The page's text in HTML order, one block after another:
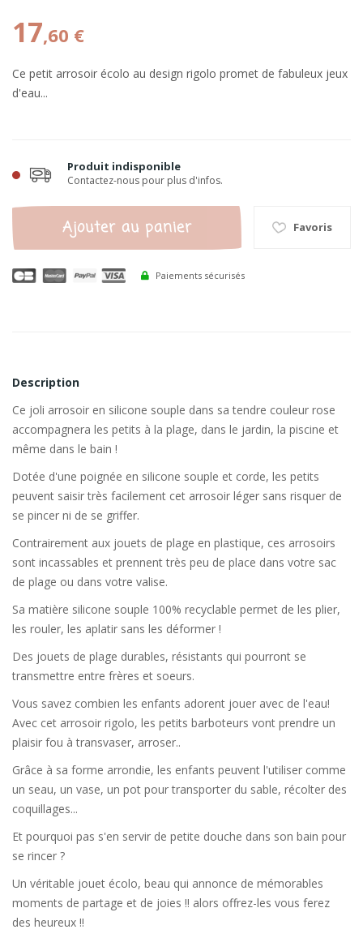
17,60 €
Ce petit arrosoir écolo au design rigolo promet de fabuleux jeux
d'eau...
Produit indisponible
Contactez-nous pour plus d'infos.
Ajouter au panier Favoris
Paiements sécurisés
Description
Ce joli arrosoir en silicone souple dans sa tendre couleur rose
accompagnera les petits à la plage, dans le jardin, la piscine et
même dans le bain !
Dotée d'une poignée en silicone souple et corde, les petits
peuvent saisir très facilement cet arrosoir léger sans risquer de
se pincer ni de se griffer.
Contrairement aux jouets de plage en plastique, ces arrosoirs
sont incassables et prennent très peu de place dans votre sac
de plage ou dans votre valise.
Sa matière silicone souple 100% recyclable permet de les plier,
les rouler, les aplatir sans les déformer !
Des jouets de plage durables, résistants qui pourront se
transmettre entre frères et soeurs.
Vous savez combien les enfants adorent jouer avec de l'eau!
Avec cet arrosoir rigolo, les petits barboteurs vont prendre un
plaisir fou à transvaser, arroser..
Grâce à sa forme arrondie, les enfants peuvent l'utiliser comme
un seau, un vase, un pot pour transporter du sable, récolter des
coquillages...
Et pourquoi pas s'en servir de petite douche dans son bain pour
se rincer ?
Un véritable jouet écolo, beau qui annonce de mémorables
moments de partage et de joies !! alors offrez-les vous ferez
des heureux !!